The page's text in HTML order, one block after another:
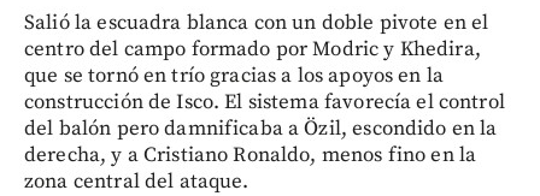
Salió la escuadra blanca con un doble pivote en el
centro del campo formado por Modric y Khedira,
que se tornó en trío gracias a los apoyos en la
construcción de Isco. El sistema favorecía el control
del balón pero damnificaba a Özil, escondido en la
derecha, y a Cristiano Ronaldo, menos fino en la
zona central del ataque.